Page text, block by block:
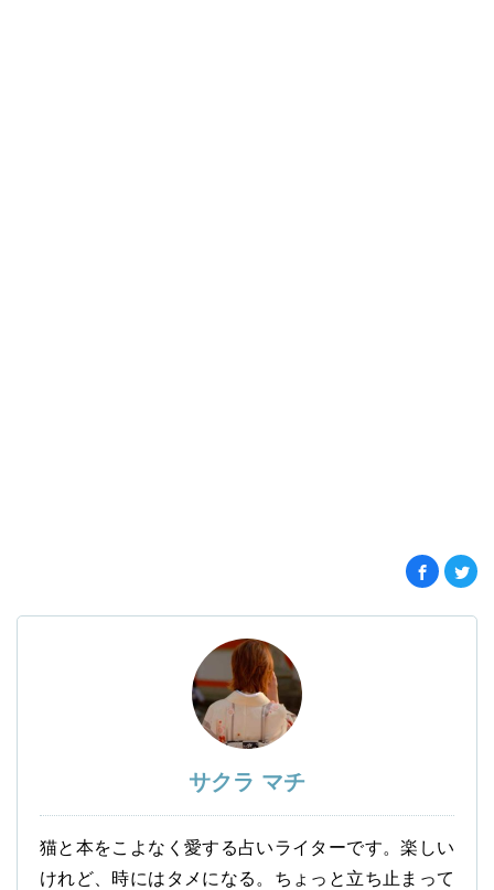
サクラ マチ
猫と本をこよなく愛する占いライターです。楽しい
けれど、時にはタメになる。ちょっと立ち止まって